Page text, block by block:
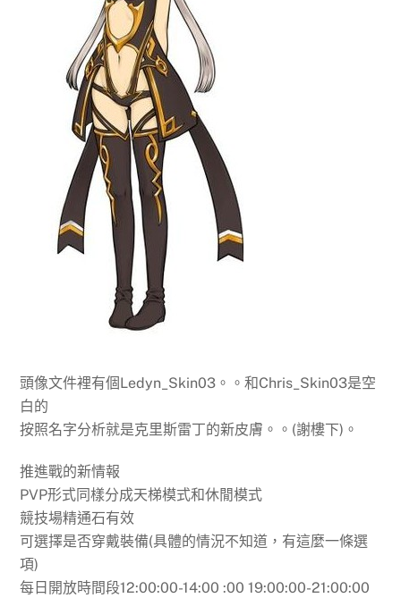
頭像文件裡有個Ledyn_Skin03。。和Chris_Skin03是空
白的
按照名字分析就是克里斯雷丁的新皮膚。。(謝樓下)。
推進戰的新情報
PVP形式同樣分成天梯模式和休閒模式
競技場精通石有效
可選擇是否穿戴裝備(具體的情況不知道，有這麼一條選
項)
每日開放時間段12:00:00-14:00 :00 19:00:00-21:00:00